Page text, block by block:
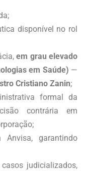
disponível no rol
em grau elevado
em Saúde) —
Cristiano Zanin;
formal da
contrária em
Anvisa, garantindo
judicializados,